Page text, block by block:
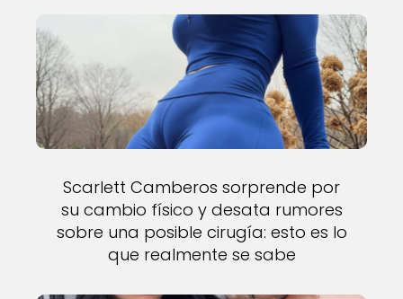
Scarlett Camberos sorprende por
su cambio físico y desata rumores
sobre una posible cirugía: esto es lo
que realmente se sabe